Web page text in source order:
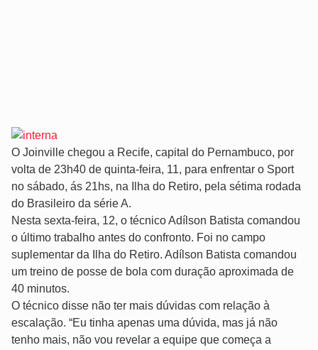
O Joinville chegou a Recife, capital do Pernambuco, por
volta de 23h40 de quinta-feira, 11, para enfrentar o Sport
no sábado, ás 21hs, na Ilha do Retiro, pela sétima rodada
do Brasileiro da série A.
Nesta sexta-feira, 12, o técnico Adílson Batista comandou
o último trabalho antes do confronto. Foi no campo
suplementar da Ilha do Retiro. Adílson Batista comandou
um treino de posse de bola com duração aproximada de
40 minutos.
O técnico disse não ter mais dúvidas com relação à
escalação. “Eu tinha apenas uma dúvida, mas já não
tenho mais, não vou revelar a equipe que começa a